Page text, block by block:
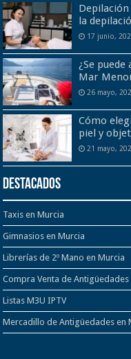
la
17 junio,
¿Se
Mar
26 mayo,
Cómo
piel y
21 mayo,
Destacados
Taxis en Murcia
Gimnasios en Murcia
Librerías de 2º Mano en Murcia
Compra Venta de Antigüedades
Listas M3U IPTV
Mercadillo de Antigüedades en